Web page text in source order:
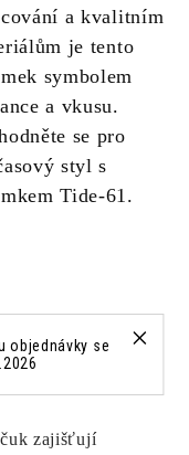
objednávky se
a kvalitním
je tento
symbolem
a vkusu.
se pro
styl s
Tide-61.
zajišťují